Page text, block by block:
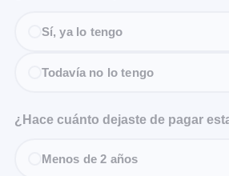
Sí, ya lo tengo
Todavía no lo tengo
¿Hace cuánto dejaste de pagar
Menos de 2 años